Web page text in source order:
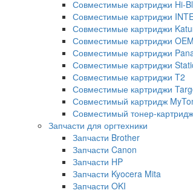
Совместимые картриджи Hi-
Совместимые картриджи
Совместимые картриджи
Совместимые картриджи OEM
Совместимые картриджи
Совместимые картриджи
Совместимые картриджи T2
Совместимые картриджи
Совместимый картридж
Совместимый тонер-
Запчасти для оргтехники
Запчасти Brother
Запчасти Canon
Запчасти HP
Запчасти Kyocera Mita
Запчасти OKI